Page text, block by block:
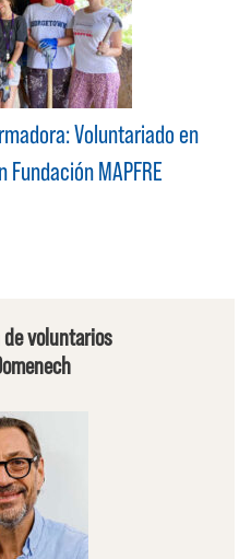
Voluntariado en
Fundación MAPFRE
voluntarios